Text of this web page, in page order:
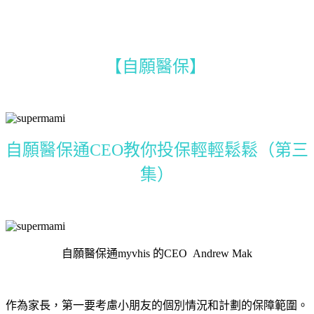
【自願醫保】
自願醫保通CEO教你投保輕輕鬆鬆（第三
集）
自願醫保通myvhis 的CEO Andrew Mak
作為家長，第一要考慮小朋友的個別情況和計劃的保障範圍。